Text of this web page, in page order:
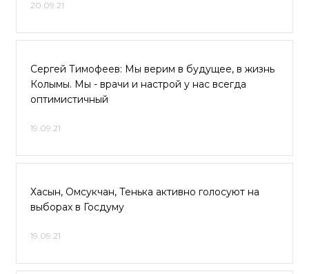
20.09.21
Сергей Тимофеев: Мы верим в будущее, в жизнь
Колымы. Мы - врачи и настрой у нас всегда
оптимистичный
19.09.21
Хасын, Омсукчан, Тенька активно голосуют на
выборах в Госдуму
19.09.21